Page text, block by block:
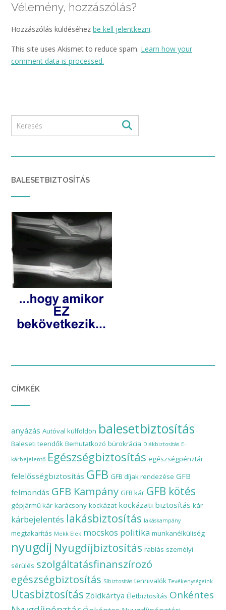
Vélemény, hozzászólás?
Hozzászólás küldéséhez be kell jelentkezni.
This site uses Akismet to reduce spam. Learn how your
comment data is processed.
BALESETBIZTOSÍTÁS
CÍMKÉK
anyázás Autóval külföldön balesetbiztosítás
Baleseti teendők Bemutatkozó bürokrácia Diákbiztosítás E-
kárbejelentő Egészségbiztosítás egészségpénztár
felelősségbiztosítás GFB GFB díjak rendezése GFB
felmondás GFB Kampány GFB kár GFB kötés
gépjármű kár karácsony kockázat kockázati biztosítás kár
kárbejelentés lakásbiztosítás lakáskampány
megtakarítás Mekk Elek mocskos politika munkanélküliség
nyugdíj Nyugdíjbiztosítás rablás személyi
sérülés szolgáltatásfinanszírozó
egészségbiztosítás Síbiztosítás tennivalók Tevékenységeink
Utasbiztosítás Zöldkártya Életbiztosítás Önkéntes